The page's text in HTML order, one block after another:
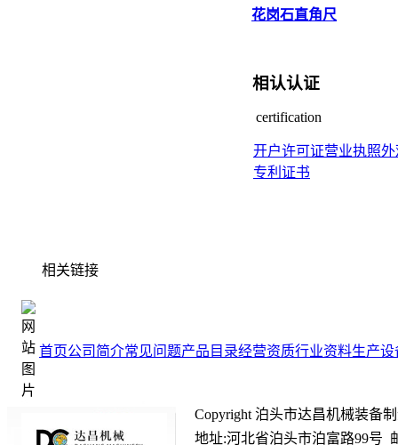
花岗石直角尺
相认认证
certification
开户许可证营业执照外
专利证书
相关链接
首页公司简介常见问题产品目录经营资质行业资料生产设
Copyright 泊头市达昌机械装备
地址:河北省泊头市泊富路99号